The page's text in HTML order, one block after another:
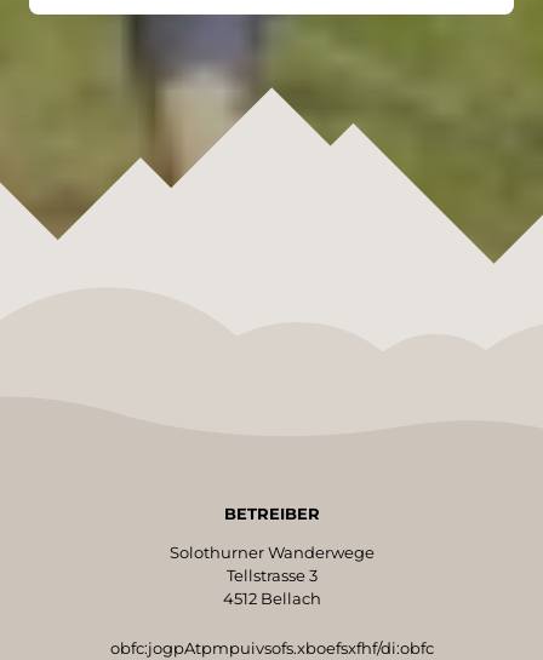
BETREIBER
Solothurner Wanderwege
Tellstrasse 3
4512 Bellach
obfc:jogpAtpmpuivsofs.xboefsxfhf/di:obfc